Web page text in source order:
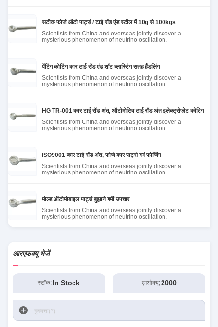
सटीक फोर्ज ऑटो पार्ट्स / टाई रॉड एंड स्टील में 10g से 100kgs
Scientists from China and overseas jointly discover a
mysterious phenomenon of neutrino oscillation.
पेंटिंग कोटिंग कार टाई रॉड एंड शॉट ब्लास्टिंग सतह हैंडलिंग
Scientists from China and overseas jointly discover a
mysterious phenomenon of neutrino oscillation.
HG TR-001 कार टाई रॉड अंत, ऑटोमोटिव टाई रॉड अंत इलेक्ट्रोप्लेट कोटिंग
Scientists from China and overseas jointly discover a
mysterious phenomenon of neutrino oscillation.
ISO9001 कार टाई रॉड अंत, फोर्ज कार पार्ट्स गर्म फोर्जिंग
Scientists from China and overseas jointly discover a
mysterious phenomenon of neutrino oscillation.
मोल्ड ऑटोमोबाइल पार्ट्स बुझाने गर्मी उपचार
Scientists from China and overseas jointly discover a
mysterious phenomenon of neutrino oscillation.
आरएफक्यू भेजें
स्टॉक: In Stock एमओक्यू:2000